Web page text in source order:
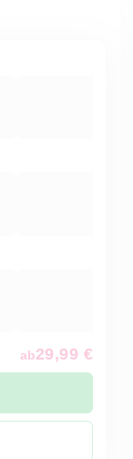
ab29,99 €